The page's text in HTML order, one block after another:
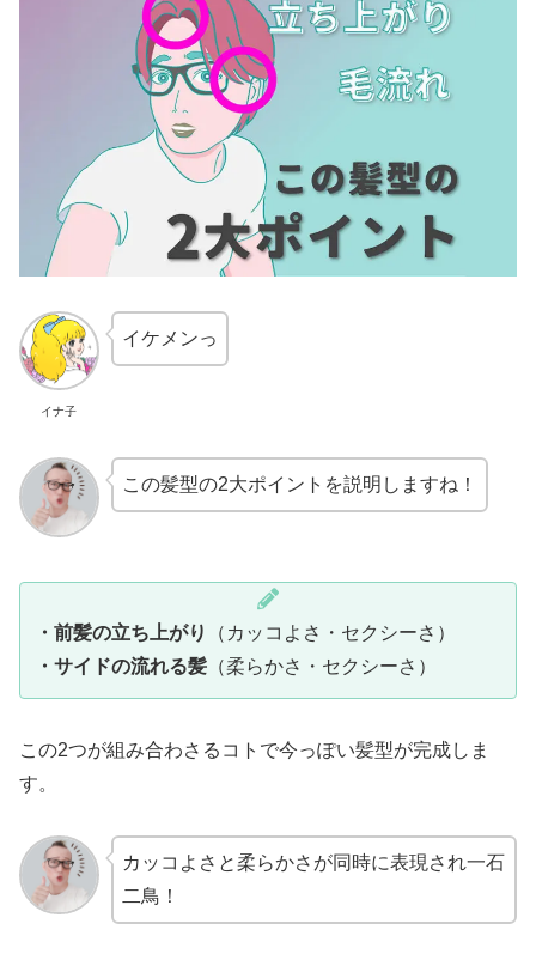
イナ子
イケメンっ
この髪型の2大ポイントを説明しますね！
・前髪の立ち上がり
（カッコよさ・セクシーさ）
・サイドの流れる髪 （柔らかさ・セクシーさ）
この2つが組み合わさるコトで今っぽい髪型が完成しま
す。
カッコよさと柔らかさが同時に表現され一石
二鳥！